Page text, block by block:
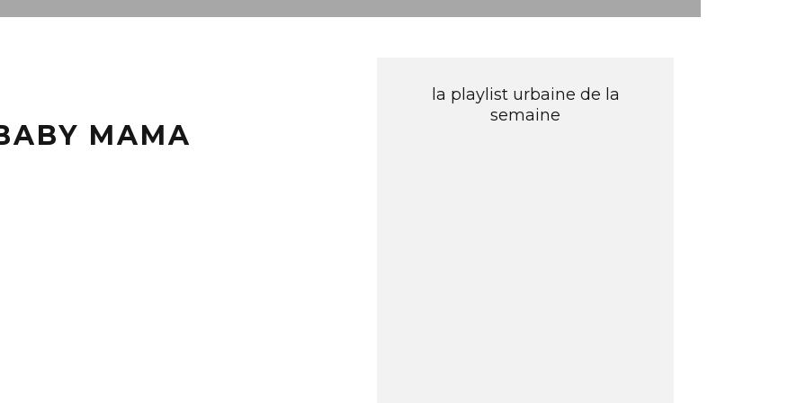
MAMA
la playlist urbaine de la
semaine